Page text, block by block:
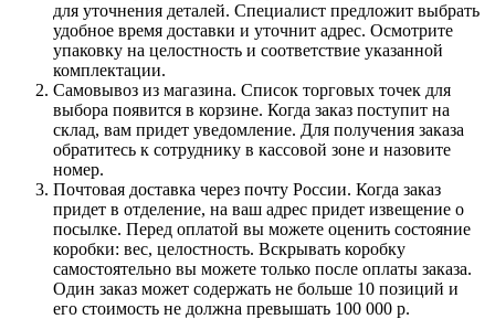
для уточнения деталей. Специалист предложит выбрать
удобное время доставки и уточнит адрес. Осмотрите
упаковку на целостность и соответствие указанной
комплектации.
Самовывоз из магазина. Список торговых точек для
выбора появится в корзине. Когда заказ поступит на
склад, вам придет уведомление. Для получения заказа
обратитесь к сотруднику в кассовой зоне и назовите
номер.
Почтовая доставка через почту России. Когда заказ
придет в отделение, на ваш адрес придет извещение о
посылке. Перед оплатой вы можете оценить состояние
коробки: вес, целостность. Вскрывать коробку
самостоятельно вы можете только после оплаты заказа.
Один заказ может содержать не больше 10 позиций и
его стоимость не должна превышать 100 000 р.